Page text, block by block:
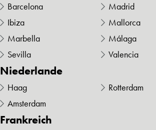
Barcelona
Madrid
Ibiza
Mallorca
Marbella
Málaga
Sevilla
Valencia
Niederlande
Haag
Rotterdam
Amsterdam
Frankreich